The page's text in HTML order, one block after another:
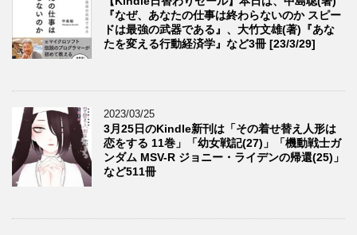
『なぜ、あなたの仕事は終わらないのか スピー
ドは最強の武器である』、大竹文雄(著)『あな
たを変える行動経済学』など3冊 [23/3/29]
2023/03/25
3月25日のKindle新刊は「その着せ替え人形は
恋をする 11巻」「幼女戦記(27)」「機動戦士ガ
ンダム MSV-R ジョニー・ライデンの帰還(25)」
など511冊